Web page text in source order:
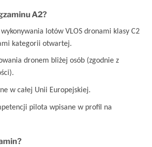
A2?
lotów VLOS dronami klasy C2
kategorii otwartej.
dronem bliżej osób (zgodnie z
w całej Unii Europejskiej.
pilota wpisane w profil na